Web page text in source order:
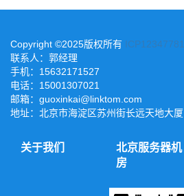
Copyright ©2025版权所有 ICP12347781
联系人：郭经理
手机：15632171527
电话：15001307021
邮箱：guoxinkai@linktom.com
地址：北京市海淀区苏州街长远天地大厦
关于我们
北京服务器机
房